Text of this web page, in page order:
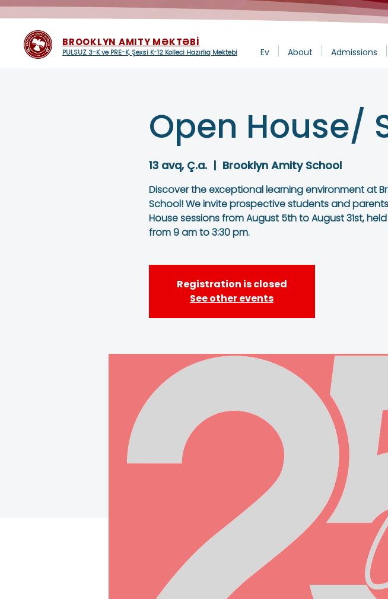
BROOKLYN AMITY MƏKTƏBİ
PULSUZ 3-K və PRE-K, Şəxsi K-12 Kolleci Hazırlıq Məktəbi Ev About Admissions
Open House/
13 avq, Ç.a.
  |
Brooklyn Amity School
Discover the exceptional learning environment at
School! We invite prospective students and
House sessions from August 5th to August 31st,
from 9 am to 3:30 pm.
Registration is closed
See other events